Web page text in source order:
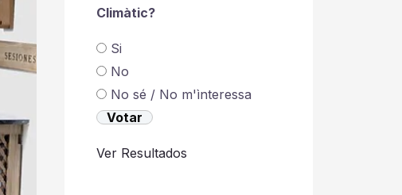
Climàtic?
Si
No
No sé / No m'ìnteressa
Ver Resultados